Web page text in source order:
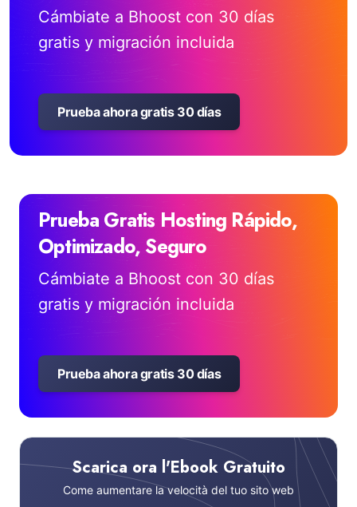
Cámbiate a Bhoost con 30 días
gratis y migración incluida
Prueba ahora gratis 30 días
Prueba Gratis Hosting Rápido,
Optimizado, Seguro
Cámbiate a Bhoost con 30 días
gratis y migración incluida
Prueba ahora gratis 30 días
Scarica ora l'Ebook Gratuito
Come aumentare la velocità del tuo sito web